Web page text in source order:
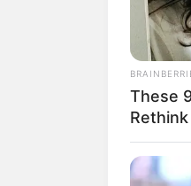
These